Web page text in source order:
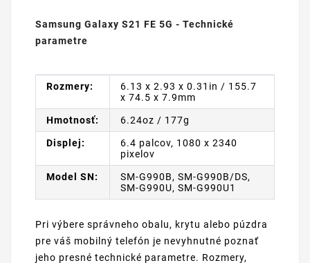
Samsung Galaxy S21 FE 5G - Technické
parametre
Rozmery:
6.13 x 2.93 x 0.31in / 155.7
x 74.5 x 7.9mm
Hmotnosť: 6.24oz / 177g
Displej:
6.4 palcov, 1080 x 2340
pixelov
Model SN:
SM-G990B, SM-G990B/DS,
SM-G990U, SM-G990U1
Pri výbere správneho obalu, krytu alebo púzdra
pre váš mobilný telefón je nevyhnutné poznať
jeho presné technické parametre. Rozmery,